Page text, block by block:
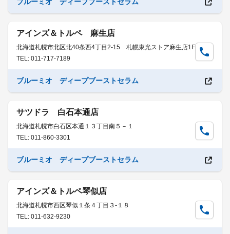
アインズ＆トルペ 麻生店
北海道札幌市北区北40条西4丁目2-15 札幌東光ストア麻生店1F
TEL: 011-717-7189
ブルーミオ ディープブーストセラム
サツドラ 白石本通店
北海道札幌市白石区本通１３丁目南５－１
TEL: 011-860-3301
ブルーミオ ディープブーストセラム
アインズ＆トルペ琴似店
北海道札幌市西区琴似１条４丁目３-１８
TEL: 011-632-9230